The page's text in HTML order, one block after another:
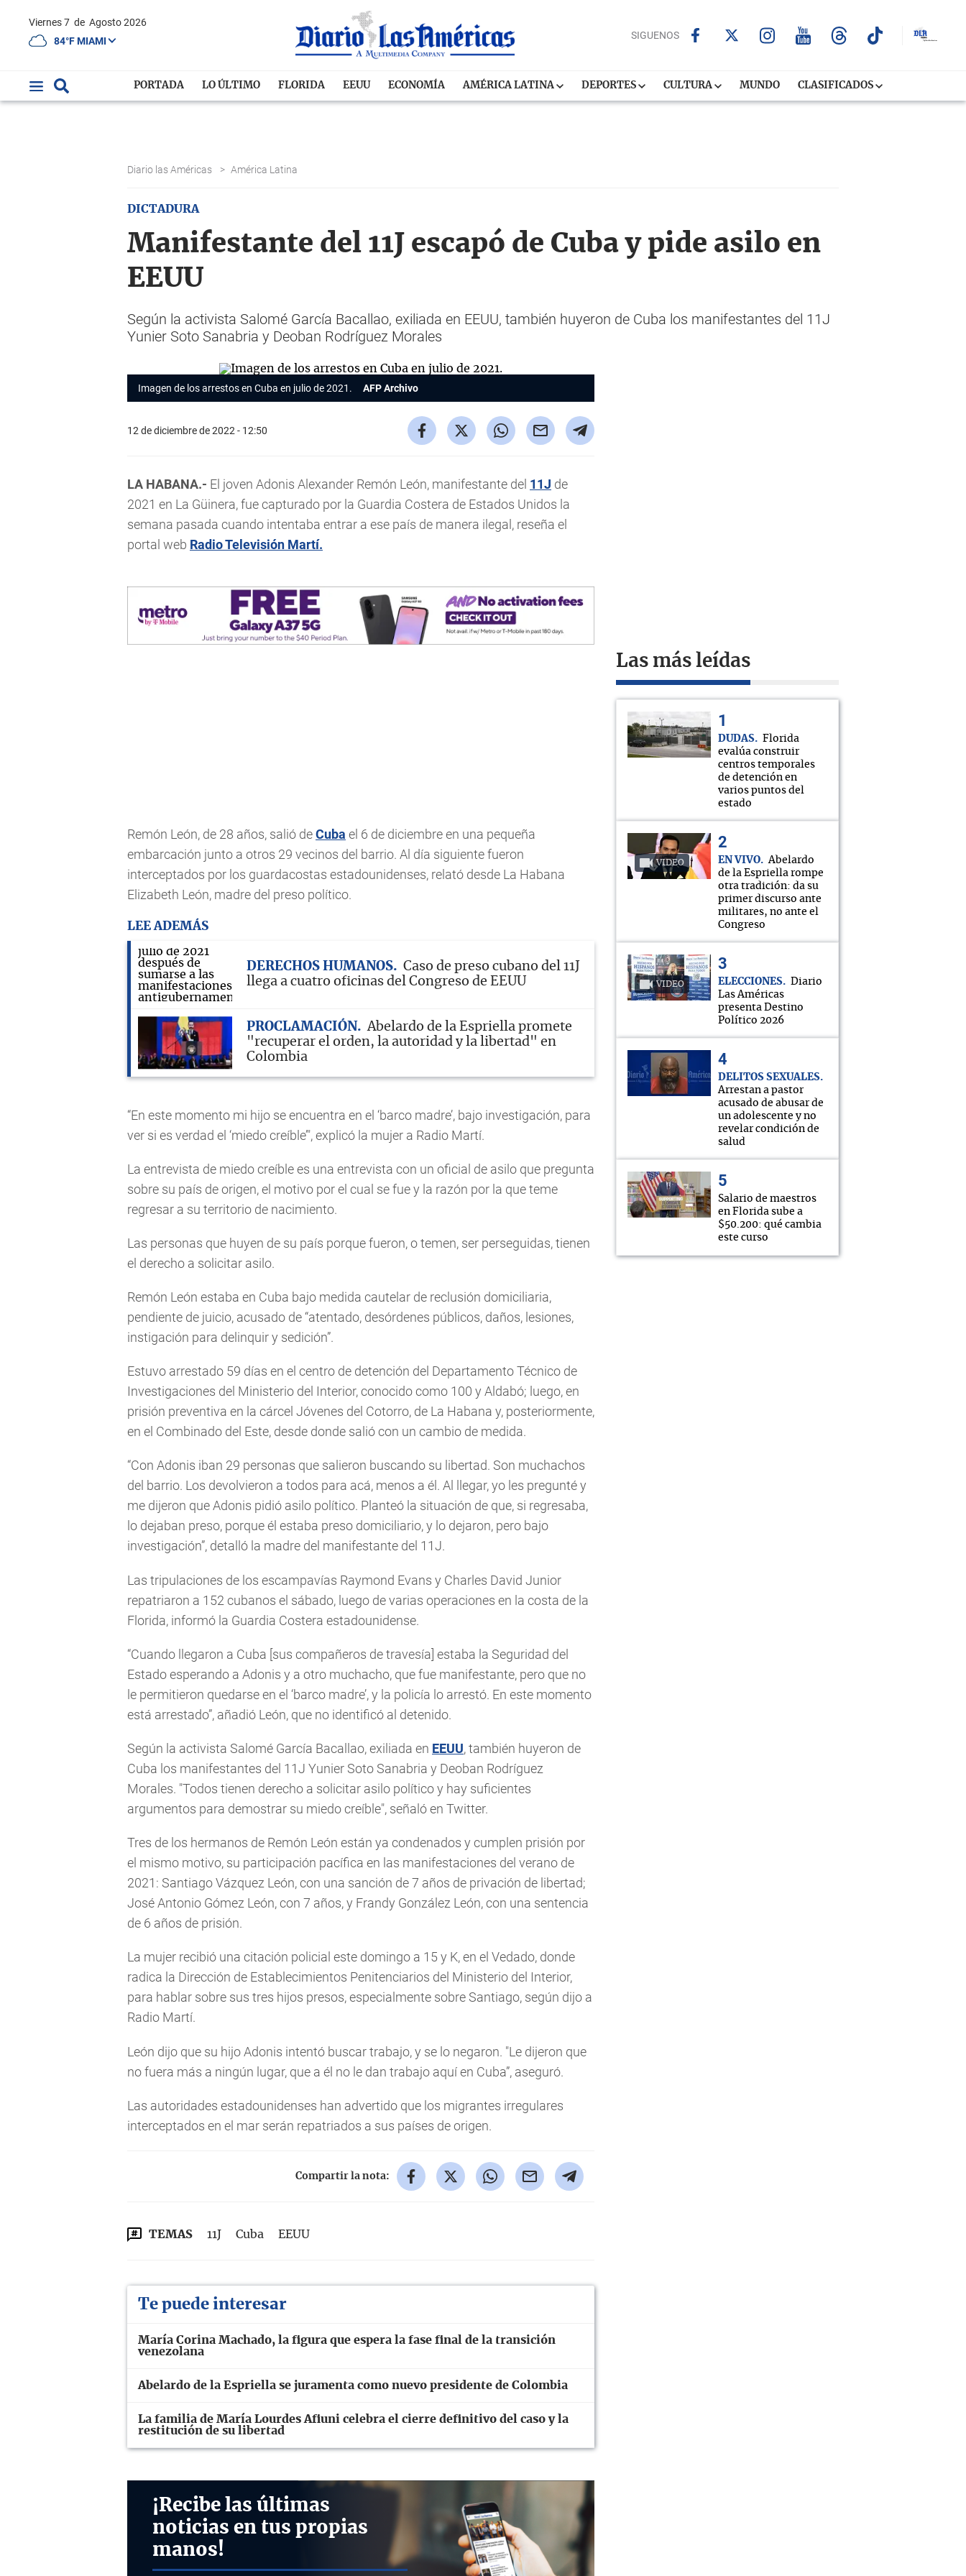
Viernes 7 de Agosto 2026
84°F MIAMI
SIGUENOS
PORTADA LO ÚLTIMO FLORIDA EEUU ECONOMÍA AMÉRICA LATINA DEPORTES CULTURA MUNDO CLASIFICADOS
Diario las Américas > América Latina
DICTADURA
Manifestante del 11J escapó de Cuba y pide asilo en
EEUU
Según la activista Salomé García Bacallao, exiliada en EEUU, también huyeron de Cuba los manifestantes del 11J
Yunier Soto Sanabria y Deoban Rodríguez Morales
Imagen de los arrestos en Cuba en julio de 2021. AFP Archivo
12 de diciembre de 2022 - 12:50
LA HABANA.- El joven Adonis Alexander Remón León, manifestante del 11J de
2021 en La Güinera, fue capturado por la Guardia Costera de Estados Unidos la
semana pasada cuando intentaba entrar a ese país de manera ilegal, reseña el
portal web Radio Televisión Martí.
Remón León, de 28 años, salió deCuba el 6 de diciembre en una pequeña
embarcación junto a otros 29 vecinos del barrio. Al día siguiente fueron
interceptados por los guardacostas estadounidenses, relató desde La Habana
Elizabeth León, madre del preso político.
LEE ADEMÁS
DERECHOS HUMANOS
Caso de preso cubano del 11J
llega a cuatro oficinas del Congreso de EEUU
PROCLAMACIÓN
Abelardo de la Espriella promete
"recuperar el orden, la autoridad y la libertad" en
Colombia
“En este momento mi hijo se encuentra en el ‘barco madre’, bajo investigación, para
ver si es verdad el ‘miedo creíble’", explicó la mujer a Radio Martí.
La entrevista de miedo creíble es una entrevista con un oficial de asilo que pregunta
sobre su país de origen, el motivo por el cual se fue y la razón por la que teme
regresar a su territorio de nacimiento.
Las personas que huyen de su país porque fueron, o temen, ser perseguidas, tienen
el derecho a solicitar asilo.
Remón León estaba en Cuba bajo medida cautelar de reclusión domiciliaria,
pendiente de juicio, acusado de “atentado, desórdenes públicos, daños, lesiones,
instigación para delinquir y sedición”.
Estuvo arrestado 59 días en el centro de detención del Departamento Técnico de
Investigaciones del Ministerio del Interior, conocido como 100 y Aldabó; luego, en
prisión preventiva en la cárcel Jóvenes del Cotorro, de La Habana y, posteriormente,
en el Combinado del Este, desde donde salió con un cambio de medida.
“Con Adonis iban 29 personas que salieron buscando su libertad. Son muchachos
del barrio. Los devolvieron a todos para acá, menos a él. Al llegar, yo les pregunté y
me dijeron que Adonis pidió asilo político. Planteó la situación de que, si regresaba,
lo dejaban preso, porque él estaba preso domiciliario, y lo dejaron, pero bajo
investigación”, detalló la madre del manifestante del 11J.
Las tripulaciones de los escampavías Raymond Evans y Charles David Junior
repatriaron a 152 cubanos el sábado, luego de varias operaciones en la costa de la
Florida, informó la Guardia Costera estadounidense.
“Cuando llegaron a Cuba [sus compañeros de travesía] estaba la Seguridad del
Estado esperando a Adonis y a otro muchacho, que fue manifestante, pero que no
le permitieron quedarse en el ‘barco madre’, y la policía lo arrestó. En este momento
está arrestado”, añadió León, que no identificó al detenido.
Según la activista Salomé García Bacallao, exiliada en EEUU, también huyeron de
Cuba los manifestantes del 11J Yunier Soto Sanabria y Deoban Rodríguez
Morales. "Todos tienen derecho a solicitar asilo político y hay suficientes
argumentos para demostrar su miedo creíble", señaló en Twitter.
Tres de los hermanos de Remón León están ya condenados y cumplen prisión por
el mismo motivo, su participación pacífica en las manifestaciones del verano de
2021: Santiago Vázquez León, con una sanción de 7 años de privación de libertad;
José Antonio Gómez León, con 7 años, y Frandy González León, con una sentencia
de 6 años de prisión.
La mujer recibió una citación policial este domingo a 15 y K, en el Vedado, donde
radica la Dirección de Establecimientos Penitenciarios del Ministerio del Interior,
para hablar sobre sus tres hijos presos, especialmente sobre Santiago, según dijo a
Radio Martí.
León dijo que su hijo Adonis intentó buscar trabajo, y se lo negaron. "Le dijeron que
no fuera más a ningún lugar, que a él no le dan trabajo aquí en Cuba”, aseguró.
Las autoridades estadounidenses han advertido que los migrantes irregulares
interceptados en el mar serán repatriados a sus países de origen.
Compartir la nota:
TEMAS 11J Cuba EEUU
Te puede interesar
María Corina Machado, la figura que espera la fase final de la transición
venezolana
Abelardo de la Espriella se juramenta como nuevo presidente de Colombia
La familia de María Lourdes Afiuni celebra el cierre definitivo del caso y la
restitución de su libertad
¡Recibe las últimas
noticias en tus propias
manos!
Las más leídas
DUDAS
Florida
evalúa construir
centros temporales
de detención en
varios puntos del
estado
VIDEO EN VIVO
Abelardo
de la Espriella rompe
otra tradición: da su
primer discurso ante
militares, no ante el
Congreso
VIDEO ELECCIONES
Diario
Las Américas
presenta Destino
Político 2026
DELITOS SEXUALES
Arrestan a pastor
acusado de abusar de
un adolescente y no
revelar condición de
salud
Salario de maestros
en Florida sube a
$50.200: qué cambia
este curso